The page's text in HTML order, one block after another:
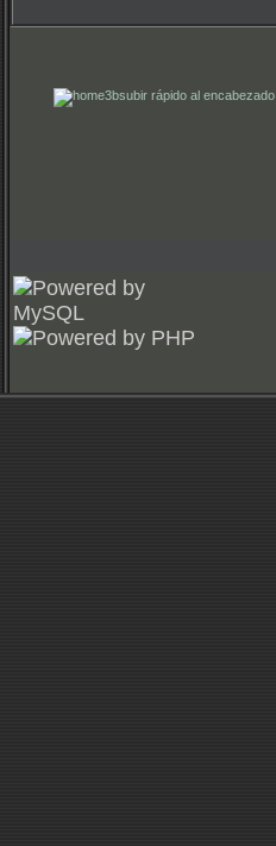
subir rápido al encabezado